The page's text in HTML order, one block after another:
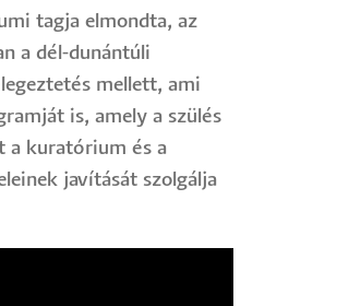
tagja elmondta, az
a dél-dunántúli
mellett, ami
is, amely a szülés
a kuratórium és a
javítását szolgálja